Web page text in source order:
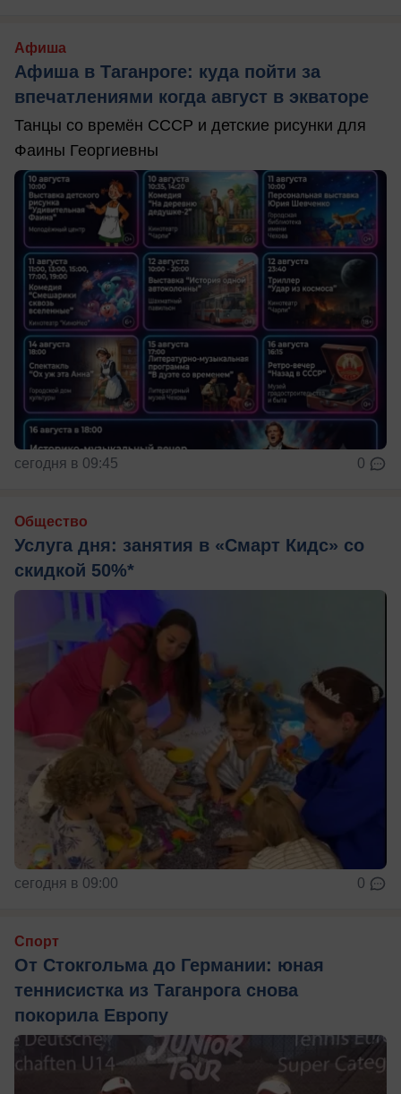
Афиша
Афиша в Таганроге: куда пойти за
впечатлениями когда август в экваторе
Танцы со времён СССР и детские рисунки для
Фаины Георгиевны
сегодня в 09:45 0
Общество
Услуга дня: занятия в «Смарт Кидс» со
скидкой 50%*
сегодня в 09:00 0
Спорт
От Стокгольма до Германии: юная
теннисистка из Таганрога снова
покорила Европу